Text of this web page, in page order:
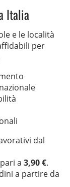
Italia
e le località
per
dal
a 3,90 €.
a partire da